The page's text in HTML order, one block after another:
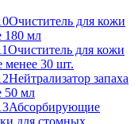
Очиститель для кожи
180 мл
Очиститель для кожи
менее 30 шт.
Нейтрализатор запаха
50 мл
Абсорбирующие
для стомных